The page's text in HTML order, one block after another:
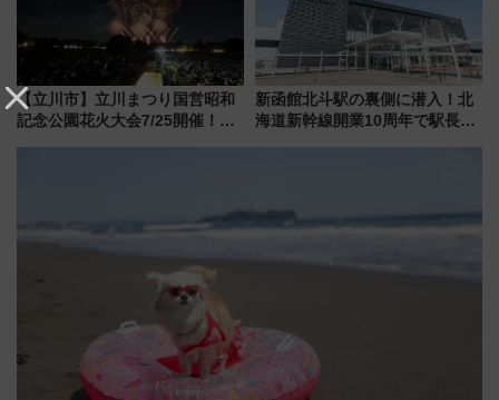
【立川市】立川まつり国営昭和
記念公園花火大会7/25開催！
新函館北斗駅の裏側に潜入！北
海道新幹線開業10周年で駅長